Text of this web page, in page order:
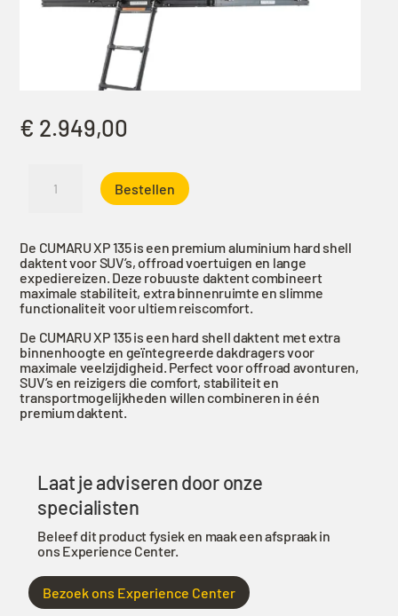
€ 2.949,00
Cumaru
All
Black
daktent
aantal
Bestellen
De CUMARU XP 135 is een premium aluminium hard shell
daktent voor SUV’s, offroad voertuigen en lange
expediereizen. Deze robuuste daktent combineert
maximale stabiliteit, extra binnenruimte en slimme
functionaliteit voor ultiem reiscomfort.
De CUMARU XP 135 is een hard shell daktent met extra
binnenhoogte en geïntegreerde dakdragers voor
maximale veelzijdigheid. Perfect voor offroad avonturen,
SUV’s en reizigers die comfort, stabiliteit en
transportmogelijkheden willen combineren in één
premium daktent.
Laat je adviseren door onze
specialisten
Beleef dit product fysiek en maak een afspraak in
ons Experience Center.
Bezoek ons Experience Center